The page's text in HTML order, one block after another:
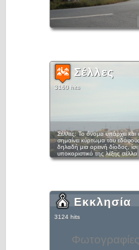
Σέλλες
3160 hits
Σέλλες: Το όνομα υπάρχει
σημαίνει κύρτωμα του
δηλαδή μια ορεινή δίοδος,
υποκοριστικό της λέξης
1881 με πληθυσμό 252
Εκκλησία
3124 hits